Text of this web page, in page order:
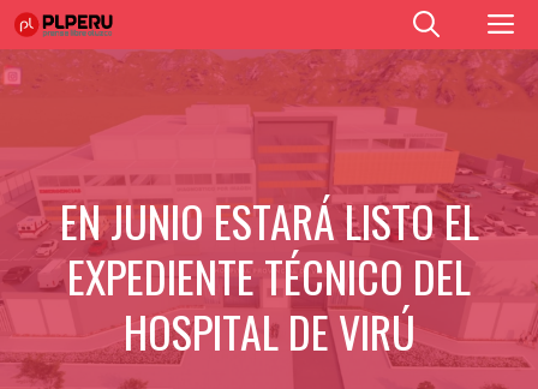
Saltar
al
contenido
EN JUNIO ESTARÁ LISTO EL
EXPEDIENTE TÉCNICO DEL
HOSPITAL DE VIRÚ